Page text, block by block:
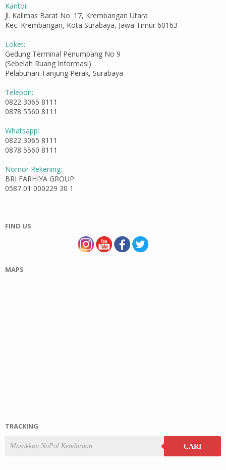
Kantor:
Jl. Kalimas Barat No. 17, Krembangan Utara
Kec. Krembangan, Kota Surabaya, Jawa Timur 60163
Loket:
Gedung Terminal Penumpang No 9
(Sebelah Ruang Informasi)
Pelabuhan Tanjung Perak, Surabaya
Telepon:
0822 3065 8111
0878 5560 8111
Whatsapp:
0822 3065 8111
0878 5560 8111
Nomor Rekening:
BRI FARHIYA GROUP
0587 01 000229 30 1
FIND US
MAPS
TRACKING
CARI